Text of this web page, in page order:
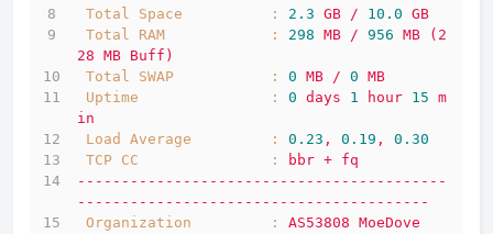
Total Space          :
2.3 GB / 10.0 GB
Total RAM            :
298 MB / 956 MB
(2
28 MB Buff)
Total SWAP           :
0 MB / 0 MB
Uptime               :
0 days 1 hour 15 m
in
Load Average         :
0.23 , 0.19 ,
0.30
TCP CC               :
bbr + fq
------------------------------------------
----------------------------------------
Organization         :
AS53808 MoeDove